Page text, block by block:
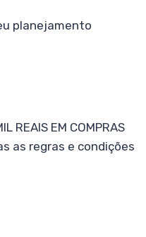
planejamento
REAIS EM COMPRAS
as regras e condições